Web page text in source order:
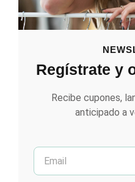
Regístrate y
Recibe cupones,
anticipado a